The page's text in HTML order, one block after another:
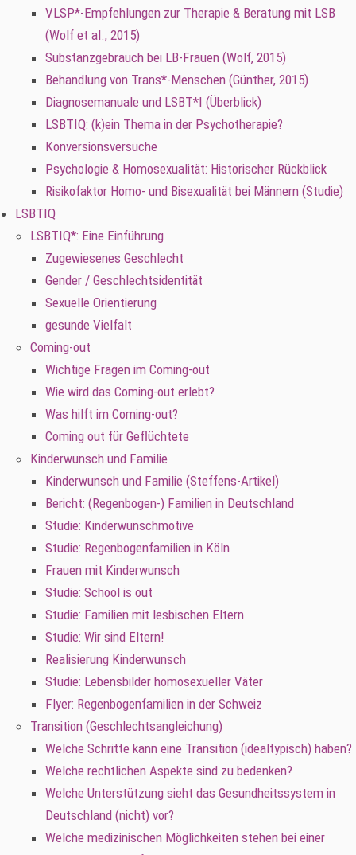
VLSP*-Empfehlungen zur Therapie & Beratung mit LSB
(Wolf et al., 2015)
Substanzgebrauch bei LB-Frauen (Wolf, 2015)
Behandlung von Trans*-Menschen (Günther, 2015)
Diagnosemanuale und LSBT*I (Überblick)
LSBTIQ: (k)ein Thema in der Psychotherapie?
Konversionsversuche
Psychologie & Homosexualität: Historischer Rückblick
Risikofaktor Homo- und Bisexualität bei Männern (Studie)
LSBTIQ
LSBTIQ*: Eine Einführung
Zugewiesenes Geschlecht
Gender / Geschlechtsidentität
Sexuelle Orientierung
gesunde Vielfalt
Coming-out
Wichtige Fragen im Coming-out
Wie wird das Coming-out erlebt?
Was hilft im Coming-out?
Coming out für Geflüchtete
Kinderwunsch und Familie
Kinderwunsch und Familie (Steffens-Artikel)
Bericht: (Regenbogen-) Familien in Deutschland
Studie: Kinderwunschmotive
Studie: Regenbogenfamilien in Köln
Frauen mit Kinderwunsch
Studie: School is out
Studie: Familien mit lesbischen Eltern
Studie: Wir sind Eltern!
Realisierung Kinderwunsch
Studie: Lebensbilder homosexueller Väter
Flyer: Regenbogenfamilien in der Schweiz
Transition (Geschlechtsangleichung)
Welche Schritte kann eine Transition (idealtypisch) haben?
Welche rechtlichen Aspekte sind zu bedenken?
Welche Unterstützung sieht das Gesundheitssystem in
Deutschland (nicht) vor?
Welche medizinischen Möglichkeiten stehen bei einer